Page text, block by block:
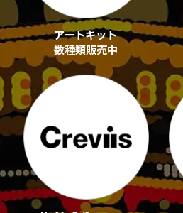
アートキット
数種類販売中